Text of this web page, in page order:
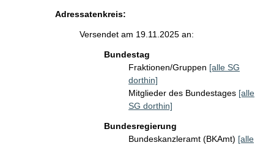
Adressatenkreis:
Versendet am 19.11.2025 an:
Bundestag
Fraktionen/Gruppen [alle SG
dorthin]
Mitglieder des Bundestages [alle
SG dorthin]
Bundesregierung
Bundeskanzleramt (BKAmt) [alle